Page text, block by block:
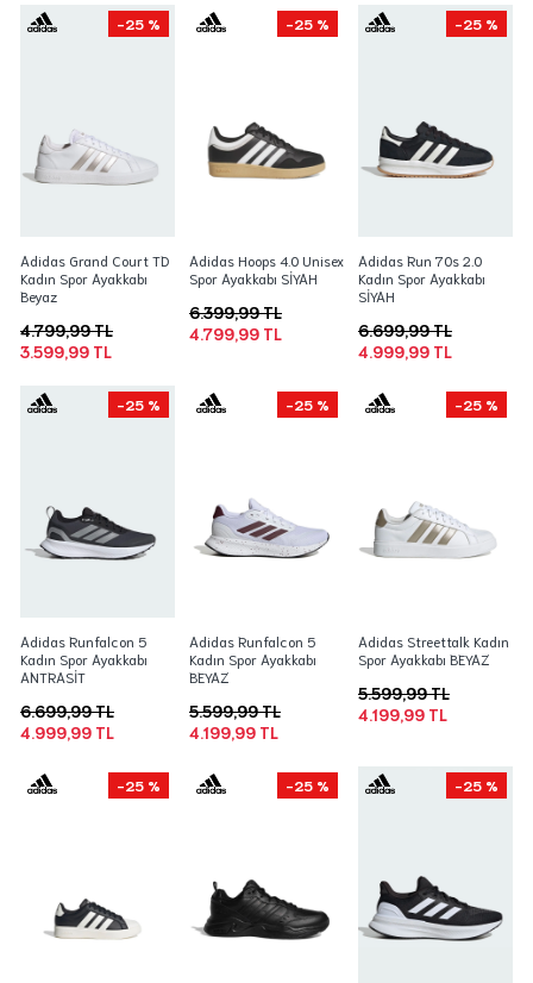
-25 %
Adidas Grand Court TD
Kadın Spor Ayakkabı
Beyaz
3.599,99 TL
4.799,99 TL
-25 %
Adidas Hoops 4.0 Unisex
Spor Ayakkabı SİYAH
4.799,99 TL
6.399,99 TL
-25 %
Adidas Run 70s 2.0
Kadın Spor Ayakkabı
SİYAH
4.999,99 TL
6.699,99 TL
-25 %
Adidas Runfalcon 5
Kadın Spor Ayakkabı
ANTRASİT
4.999,99 TL
6.699,99 TL
-25 %
Adidas Runfalcon 5
Kadın Spor Ayakkabı
BEYAZ
4.199,99 TL
5.599,99 TL
-25 %
Adidas Streettalk Kadın
Spor Ayakkabı BEYAZ
4.199,99 TL
5.599,99 TL
-25 % -25 % -25 %